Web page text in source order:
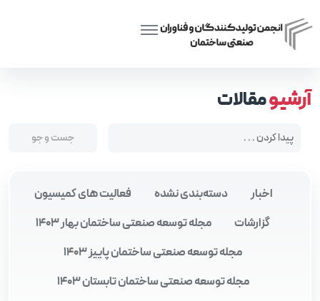
آرشیومقالات
اخبار دسته‌بندی نشده
فعالیت های کمیسیون
گزارشات
مجله توسعه صنعتی ساختمان بهار 1403
مجله توسعه صنعتی ساختمان پاییز 1403
مجله توسعه صنعتی ساختمان تابستان 1403